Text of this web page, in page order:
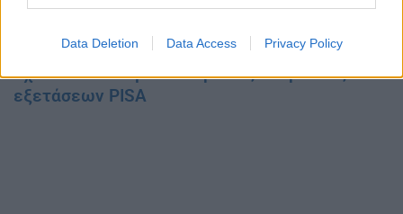
Data Deletion Data Access Privacy Policy
Φορολογικές δηλώσεις 2022: Ποιοί θα έχουν
μείωση φόρου έως 1.600 ευρώ
Σχολεία: Ξεκίνησαν οι πρώτες ακυρώσεις των
εξετάσεων PISA